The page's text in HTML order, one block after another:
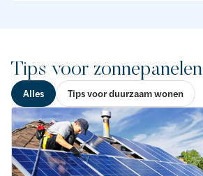
Tips voor zonnepanelen
Alles Tips voor duurzaam wonen